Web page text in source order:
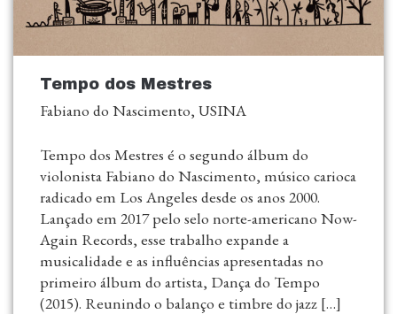
Tempo dos Mestres
Fabiano do Nascimento, USINA
Tempo dos Mestres é o segundo álbum do
violonista Fabiano do Nascimento, músico carioca
radicado em Los Angeles desde os anos 2000.
Lançado em 2017 pelo selo norte-americano Now-
Again Records, esse trabalho expande a
musicalidade e as influências apresentadas no
primeiro álbum do artista, Dança do Tempo
(2015). Reunindo o balanço e timbre do jazz […]